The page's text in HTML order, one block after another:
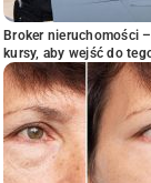
Broker nieruchomości
kursy, aby wejść do